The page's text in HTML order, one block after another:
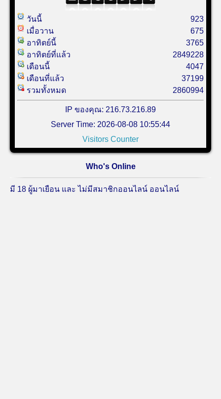
วันนี้
เมื่อวาน
อาทิตย์นี้
อาทิตย์ที่แล้ว
เดือนนี้
เดือนที่แล้ว
รวมทั้งหมด
923
675
3765
2849228
4047
37199
2860994
IP ของคุณ: 216.73.216.89
Server Time: 2026-08-08 10:55:44
Visitors Counter
Who's Online
มี 18 ผู้มาเยือน และ ไม่มีสมาชิกออนไลน์ ออนไลน์